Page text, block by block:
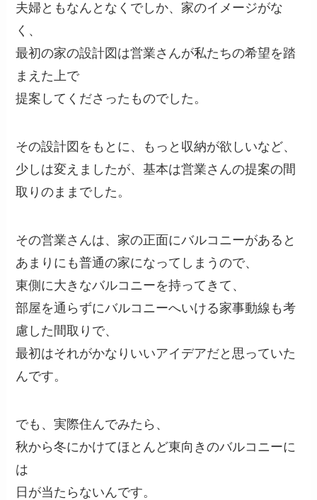
夫婦ともなんとなくでしか、家のイメージがな
く、
最初の家の設計図は営業さんが私たちの希望を踏
まえた上で
提案してくださったものでした。
その設計図をもとに、もっと収納が欲しいなど、
少しは変えましたが、基本は営業さんの提案の間
取りのままでした。
その営業さんは、家の正面にバルコニーがあると
あまりにも普通の家になってしまうので、
東側に大きなバルコニーを持ってきて、
部屋を通らずにバルコニーへいける家事動線も考
慮した間取りで、
最初はそれがかなりいいアイデアだと思っていた
んです。
でも、実際住んでみたら、
秋から冬にかけてほとんど東向きのバルコニーに
は
日が当たらないんです。